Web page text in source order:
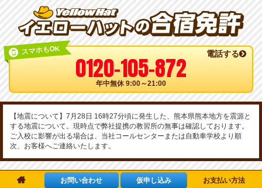
スマホもOK 電話する
0120-105-872
年中無休 9:00～21:00
【地震について】7月28日 16時27分頃に発生した、熊本県熊本地方を震源と
する地震について。現時点で弊社提携の教習所の無事は確認しております。
ご入校に影響が出る場合は、当社コールセンターまたは自動車学校より順
次、お客様へご連絡いたします。
 お問い合わせ 仮申し込み お支払い方法